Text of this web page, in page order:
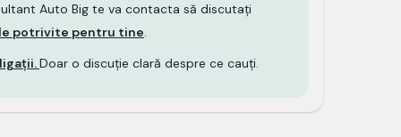
Auto Big te va contacta să discutați
potrivite pentru tine.
Doar o discuție clară despre ce cauți.